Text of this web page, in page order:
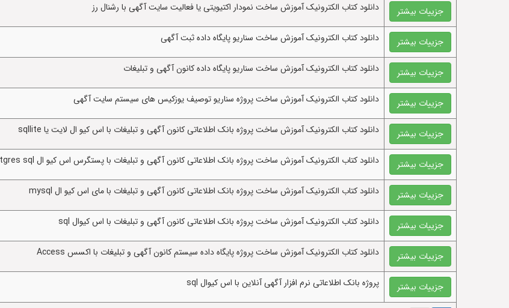
جزییات بیشتر دانلود کتاب الکترونيک آموزش ساخت نمودار اکتیویتی یا فعالیت سایت آگهی با رشنال رز
جزییات بیشتر دانلود کتاب الکترونيک آموزش ساخت سناریو پایگاه داده ثبت آگهی
جزییات بیشتر دانلود کتاب الکترونيک آموزش ساخت سناریو پایگاه داده کانون آگهی و تبلیغات
جزییات بیشتر دانلود کتاب الکترونيک آموزش ساخت پروژه سناریو توصیف یوزکیس های سیستم سایت آگهی
جزییات بیشتر دانلود کتاب الکترونيک آموزش ساخت پروژه بانک اطلاعاتی کانون آگهی و تبلیغات با اس کیو ال لایت یا sqllite
جزییات بیشتر دانلود کتاب الکترونيک آموزش ساخت پروژه بانک اطلاعاتی کانون آگهی و تبلیغات با پستگرس اس کیو ال postgres sql
جزییات بیشتر دانلود کتاب الکترونيک آموزش ساخت پروژه بانک اطلاعاتی کانون آگهی و تبلیغات با مای اس کیو ال mysql
جزییات بیشتر دانلود کتاب الکترونيک آموزش ساخت پروژه بانک اطلاعاتی کانون آگهی و تبلیغات با اس کیوال sql
جزییات بیشتر دانلود کتاب الکترونيک آموزش ساخت پروژه پایگاه داده سیستم کانون آگهی و تبلیغات با اکسس Access
جزییات بیشتر پروژه بانک اطلاعاتی نرم افزار آگهی آنلاین با اس کیوال sql